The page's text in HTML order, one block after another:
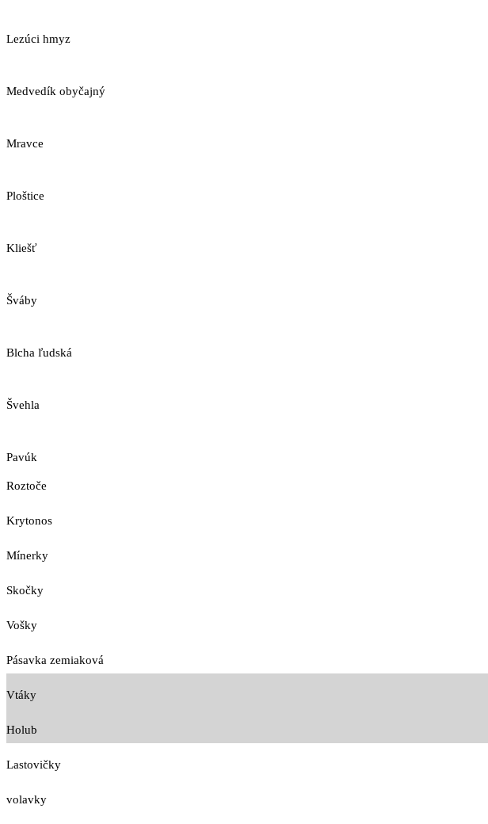
Lezúci hmyz
Medvedík obyčajný
Mravce
Ploštice
Kliešť
Šváby
Blcha ľudská
Švehla
Pavúk
Roztoče
Krytonos
Mínerky
Skočky
Vošky
Pásavka zemiaková
Vtáky
Holub
Lastovičky
volavky